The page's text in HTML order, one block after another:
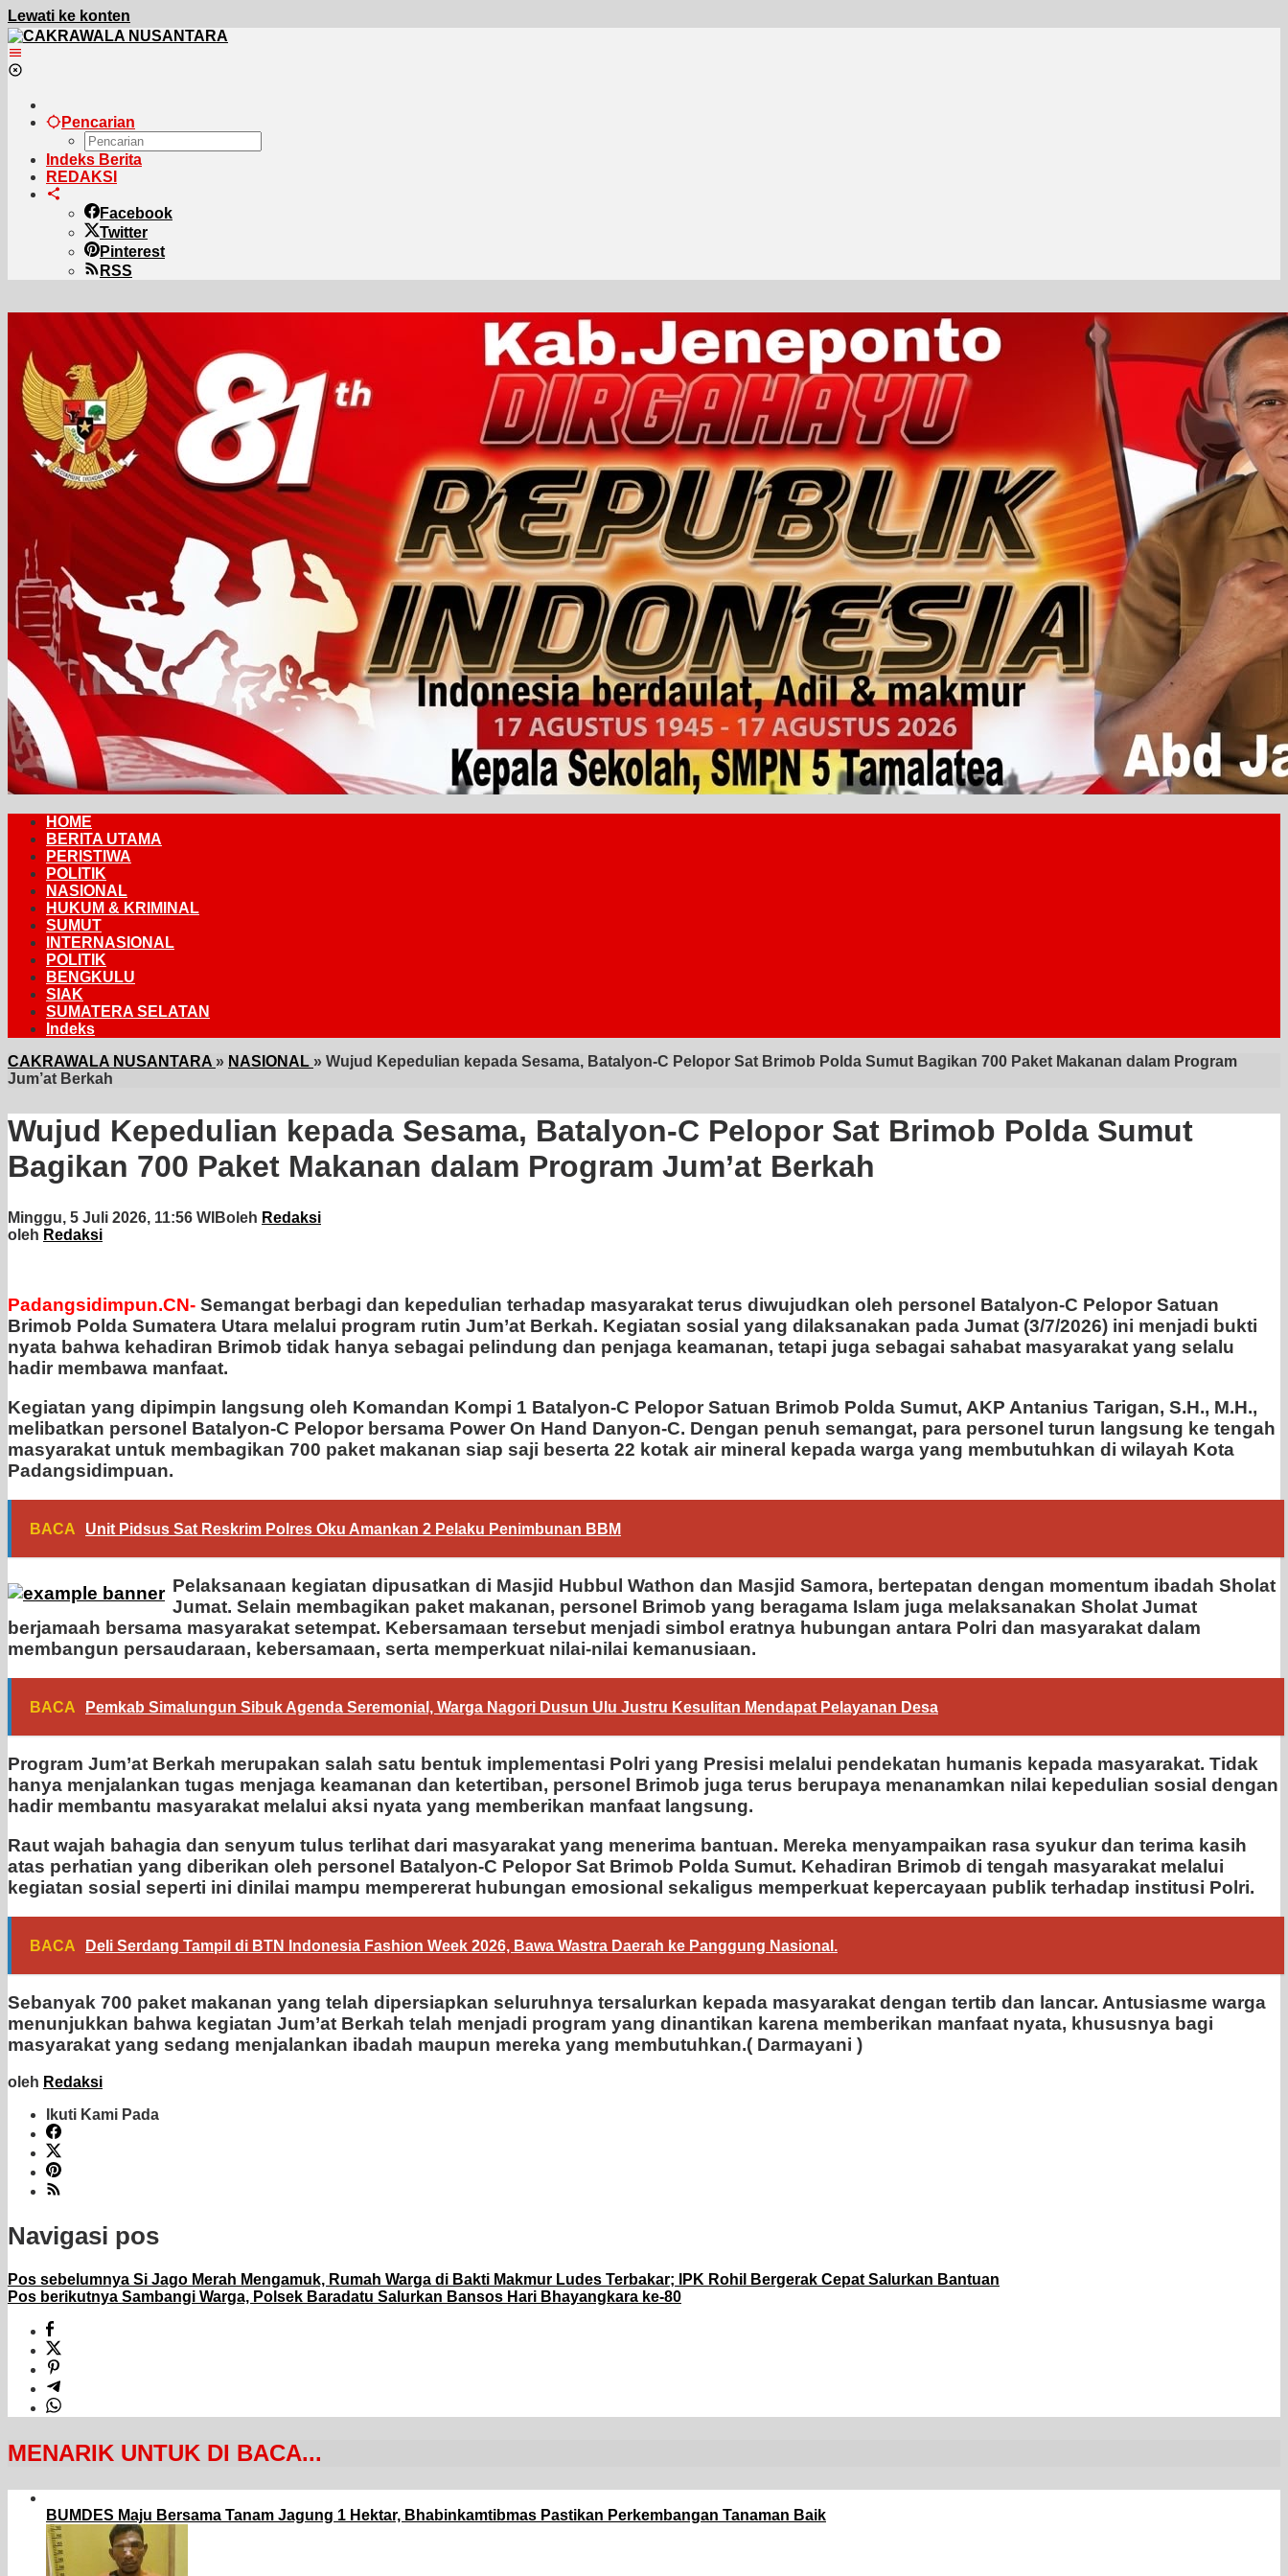
Lewati ke konten
Pencarian
Indeks Berita
REDAKSI
Facebook
Twitter
Pinterest
RSS
HOME
BERITA UTAMA
PERISTIWA
POLITIK
NASIONAL
HUKUM & KRIMINAL
SUMUT
INTERNASIONAL
POLITIK
BENGKULU
SIAK
SUMATERA SELATAN
Indeks
CAKRAWALA NUSANTARA » NASIONAL » Wujud Kepedulian kepada Sesama, Batalyon-C Pelopor Sat Brimob Polda Sumut Bagikan 700 Paket Makanan dalam Program
Jum’at Berkah
Wujud Kepedulian kepada Sesama, Batalyon-C Pelopor Sat Brimob Polda Sumut
Bagikan 700 Paket Makanan dalam Program Jum’at Berkah
Minggu, 5 Juli 2026, 11:56 WIBoleh Redaksi
oleh Redaksi
Padangsidimpun.CN- Semangat berbagi dan kepedulian terhadap masyarakat terus diwujudkan oleh personel Batalyon-C Pelopor Satuan
Brimob Polda Sumatera Utara melalui program rutin Jum’at Berkah. Kegiatan sosial yang dilaksanakan pada Jumat (3/7/2026) ini menjadi bukti
nyata bahwa kehadiran Brimob tidak hanya sebagai pelindung dan penjaga keamanan, tetapi juga sebagai sahabat masyarakat yang selalu
hadir membawa manfaat.
Kegiatan yang dipimpin langsung oleh Komandan Kompi 1 Batalyon-C Pelopor Satuan Brimob Polda Sumut, AKP Antanius Tarigan, S.H., M.H.,
melibatkan personel Batalyon-C Pelopor bersama Power On Hand Danyon-C. Dengan penuh semangat, para personel turun langsung ke tengah
masyarakat untuk membagikan 700 paket makanan siap saji beserta 22 kotak air mineral kepada warga yang membutuhkan di wilayah Kota
Padangsidimpuan.
BACA Unit Pidsus Sat Reskrim Polres Oku Amankan 2 Pelaku Penimbunan BBM
Pelaksanaan kegiatan dipusatkan di Masjid Hubbul Wathon dan Masjid Samora, bertepatan dengan momentum ibadah Sholat
Jumat. Selain membagikan paket makanan, personel Brimob yang beragama Islam juga melaksanakan Sholat Jumat
berjamaah bersama masyarakat setempat. Kebersamaan tersebut menjadi simbol eratnya hubungan antara Polri dan masyarakat dalam
membangun persaudaraan, kebersamaan, serta memperkuat nilai-nilai kemanusiaan.
BACA Pemkab Simalungun Sibuk Agenda Seremonial, Warga Nagori Dusun Ulu Justru Kesulitan Mendapat Pelayanan Desa
Program Jum’at Berkah merupakan salah satu bentuk implementasi Polri yang Presisi melalui pendekatan humanis kepada masyarakat. Tidak
hanya menjalankan tugas menjaga keamanan dan ketertiban, personel Brimob juga terus berupaya menanamkan nilai kepedulian sosial dengan
hadir membantu masyarakat melalui aksi nyata yang memberikan manfaat langsung.
Raut wajah bahagia dan senyum tulus terlihat dari masyarakat yang menerima bantuan. Mereka menyampaikan rasa syukur dan terima kasih
atas perhatian yang diberikan oleh personel Batalyon-C Pelopor Sat Brimob Polda Sumut. Kehadiran Brimob di tengah masyarakat melalui
kegiatan sosial seperti ini dinilai mampu mempererat hubungan emosional sekaligus memperkuat kepercayaan publik terhadap institusi Polri.
BACA Deli Serdang Tampil di BTN Indonesia Fashion Week 2026, Bawa Wastra Daerah ke Panggung Nasional.
Sebanyak 700 paket makanan yang telah dipersiapkan seluruhnya tersalurkan kepada masyarakat dengan tertib dan lancar. Antusiasme warga
menunjukkan bahwa kegiatan Jum’at Berkah telah menjadi program yang dinantikan karena memberikan manfaat nyata, khususnya bagi
masyarakat yang sedang menjalankan ibadah maupun mereka yang membutuhkan.( Darmayani )
oleh Redaksi
Ikuti Kami Pada
Navigasi pos
Pos sebelumnya Si Jago Merah Mengamuk, Rumah Warga di Bakti Makmur Ludes Terbakar; IPK Rohil Bergerak Cepat Salurkan Bantuan
Pos berikutnya Sambangi Warga, Polsek Baradatu Salurkan Bansos Hari Bhayangkara ke-80
MENARIK UNTUK DI BACA...
BUMDES Maju Bersama Tanam Jagung 1 Hektar, Bhabinkamtibmas Pastikan Perkembangan Tanaman Baik